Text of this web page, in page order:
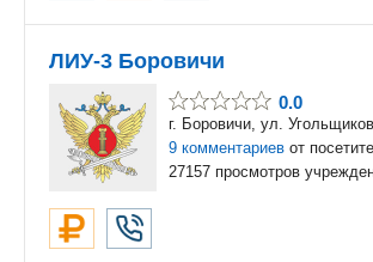
ЛИУ-3 Боровичи
0.0
г. Боровичи, ул.
9 комментариев от
27157 просмотров